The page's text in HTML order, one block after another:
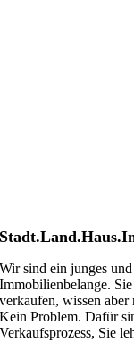
Wir sind ein junges
Immobilienbelange.
verkaufen, wissen
Kein Problem. Dafür
Verkaufsprozess, Sie